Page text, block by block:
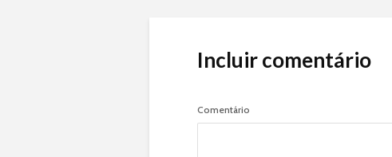
Incluir comentário
Comentário